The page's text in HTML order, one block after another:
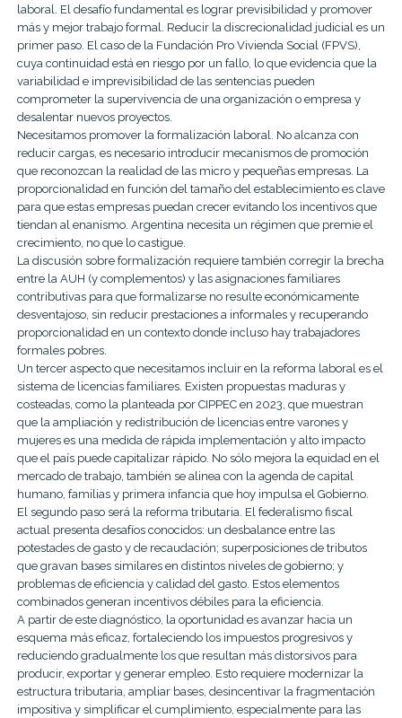
laboral. El desafío fundamental es lograr previsibilidad y promover
más y mejor trabajo formal. Reducir la discrecionalidad judicial es un
primer paso. El caso de la Fundación Pro Vivienda Social (FPVS),
cuya continuidad está en riesgo por un fallo, lo que evidencia que la
variabilidad e imprevisibilidad de las sentencias pueden
comprometer la supervivencia de una organización o empresa y
desalentar nuevos proyectos.
Necesitamos promover la formalización laboral. No alcanza con
reducir cargas, es necesario introducir mecanismos de promoción
que reconozcan la realidad de las micro y pequeñas empresas. La
proporcionalidad en función del tamaño del establecimiento es clave
para que estas empresas puedan crecer evitando los incentivos que
tiendan al enanismo. Argentina necesita un régimen que premie el
crecimiento, no que lo castigue.
La discusión sobre formalización requiere también corregir la brecha
entre la AUH (y complementos) y las asignaciones familiares
contributivas para que formalizarse no resulte económicamente
desventajoso, sin reducir prestaciones a informales y recuperando
proporcionalidad en un contexto donde incluso hay trabajadores
formales pobres.
Un tercer aspecto que necesitamos incluir en la reforma laboral es el
sistema de licencias familiares. Existen propuestas maduras y
costeadas, como la planteada por CIPPEC en 2023, que muestran
que la ampliación y redistribución de licencias entre varones y
mujeres es una medida de rápida implementación y alto impacto
que el país puede capitalizar rápido. No sólo mejora la equidad en el
mercado de trabajo, también se alinea con la agenda de capital
humano, familias y primera infancia que hoy impulsa el Gobierno.
El segundo paso será la reforma tributaria. El federalismo fiscal
actual presenta desafíos conocidos: un desbalance entre las
potestades de gasto y de recaudación; superposiciones de tributos
que gravan bases similares en distintos niveles de gobierno; y
problemas de eficiencia y calidad del gasto. Estos elementos
combinados generan incentivos débiles para la eficiencia.
A partir de este diagnóstico, la oportunidad es avanzar hacia un
esquema más eficaz, fortaleciendo los impuestos progresivos y
reduciendo gradualmente los que resultan más distorsivos para
producir, exportar y generar empleo. Esto requiere modernizar la
estructura tributaria, ampliar bases, desincentivar la fragmentación
impositiva y simplificar el cumplimiento, especialmente para las